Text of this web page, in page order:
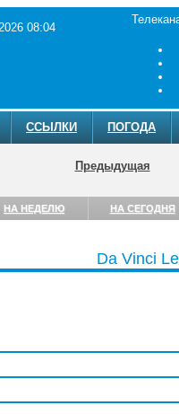
08:04
ССЫЛКИ ПОГОДА
Предыдущая
НА НЕДЕЛЮ НА СЕГОДНЯ
Da Vinci